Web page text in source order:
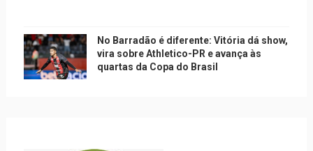
No Barradão é diferente: Vitória dá show,
vira sobre Athletico-PR e avança às
quartas da Copa do Brasil